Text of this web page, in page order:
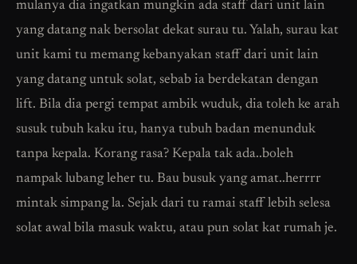
mulanya dia ingatkan mungkin ada staff dari unit lain
yang datang nak bersolat dekat surau tu. Yalah, surau kat
unit kami tu memang kebanyakan staff dari unit lain
yang datang untuk solat, sebab ia berdekatan dengan
lift. Bila dia pergi tempat ambik wuduk, dia toleh ke arah
susuk tubuh kaku itu, hanya tubuh badan menunduk
tanpa kepala. Korang rasa? Kepala tak ada..boleh
nampak lubang leher tu. Bau busuk yang amat..herrrr
mintak simpang la. Sejak dari tu ramai staff lebih selesa
solat awal bila masuk waktu, atau pun solat kat rumah je.